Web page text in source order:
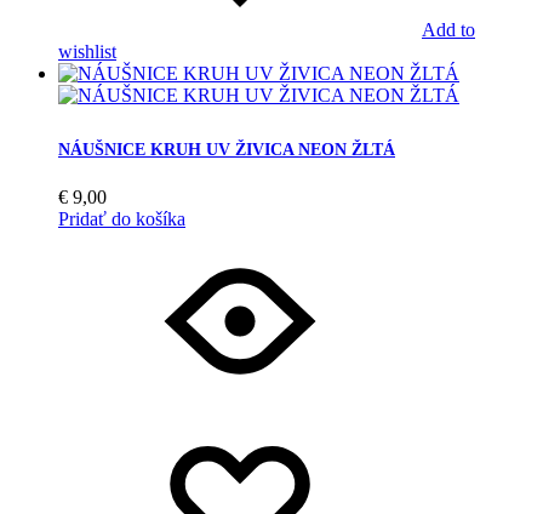
Add to
wishlist
NÁUŠNICE KRUH UV ŽIVICA NEON ŽLTÁ
€ 9,00
Pridať do košíka